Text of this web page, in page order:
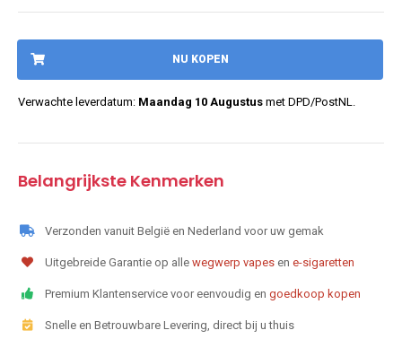
NU KOPEN
Verwachte leverdatum: Maandag 10 Augustus met DPD/PostNL.
Belangrijkste Kenmerken
Verzonden vanuit België en Nederland voor uw gemak
Uitgebreide Garantie op alle wegwerp vapes en e-sigaretten
Premium Klantenservice voor eenvoudig en goedkoop kopen
Snelle en Betrouwbare Levering, direct bij u thuis